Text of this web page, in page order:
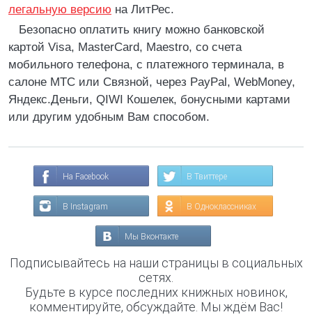
легальную версию на ЛитРес.
Безопасно оплатить книгу можно банковской
картой Visa, MasterCard, Maestro, со счета
мобильного телефона, с платежного терминала, в
салоне МТС или Связной, через PayPal, WebMoney,
Яндекс.Деньги, QIWI Кошелек, бонусными картами
или другим удобным Вам способом.
На Facebook В Твиттере
В Instagram В Одноклассниках
Мы Вконтакте
Подписывайтесь на наши страницы в социальных
сетях.
Будьте в курсе последних книжных новинок,
комментируйте, обсуждайте. Мы ждём Вас!